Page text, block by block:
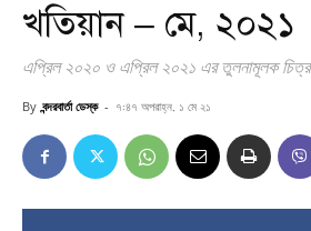
খতিয়ান – মে, ২০২১
এপ্রিল ২০২০ ও এপ্রিল ২০২১ এর তুলনামূলক চিত্র
By বন্দরবার্তা ডেস্ক - ৭:৪৭ অপরাহ্ন, ১ মে ২১